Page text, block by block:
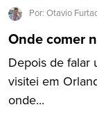
Por: Otavio
Onde comer
Depois de falar
visitei em
onde...